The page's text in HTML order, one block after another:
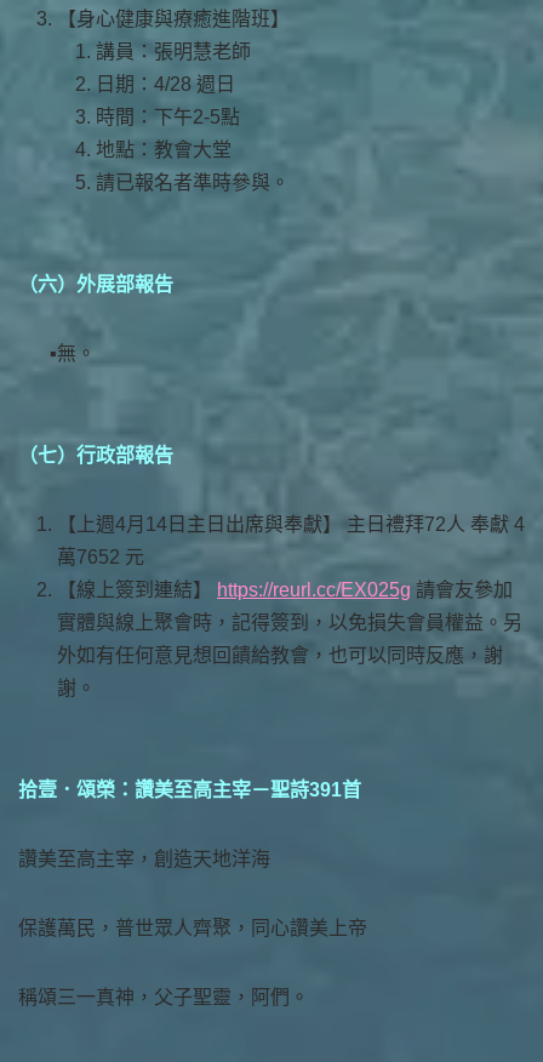
【身心健康與療癒進階班】
講員：張明慧老師
日期：4/28 週日
時間：下午2-5點
地點：教會大堂
請已報名者準時參與。
（六）外展部報告
無。
（七）行政部報告
【上週4月14日主日出席與奉獻】 主日禮拜72人 奉獻 4
萬7652 元
【線上簽到連結】
https://reurl.cc/EX025g 請會友參加
實體與線上聚會時，記得簽到，以免損失會員權益。另
外如有任何意見想回饋給教會，也可以同時反應，謝
謝。
拾壹．頌榮：讚美至高主宰－聖詩391首
讚美至高主宰，創造天地洋海
保護萬民，普世眾人齊聚，同心讚美上帝
稱頌三一真神，父子聖靈，阿們。